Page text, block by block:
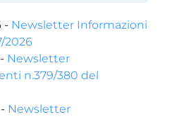
- Newsletter Informazioni
2026
- Newsletter
n.379/380 del
- Newsletter